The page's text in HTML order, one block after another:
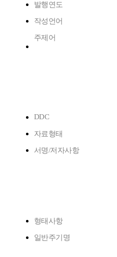
발행연도
작성언어
주제어
DDC
자료형태
서명/저자사항
형태사항
일반주기명